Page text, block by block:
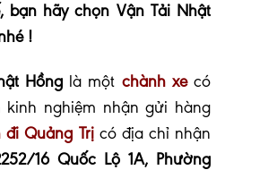
bạn hãy chọn Vận Tải Nhật
!
Hồnglà một chành xecó
kinh nghiệm nhận gửi hàng
Quảng Trịcó địa chỉ nhận
16 Quốc Lộ 1A, Phường